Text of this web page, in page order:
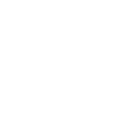
desconocido y que le
que los agentes están
Segundo caso
Hace apenas dos
investigación en
hospitalizada, desde